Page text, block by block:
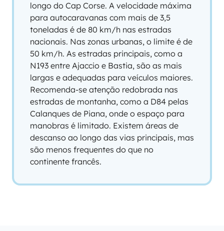
longo do Cap Corse. A velocidade máxima
para autocaravanas com mais de 3,5
toneladas é de 80 km/h nas estradas
nacionais. Nas zonas urbanas, o limite é de
50 km/h. As estradas principais, como a
N193 entre Ajaccio e Bastia, são as mais
largas e adequadas para veículos maiores.
Recomenda-se atenção redobrada nas
estradas de montanha, como a D84 pelas
Calanques de Piana, onde o espaço para
manobras é limitado. Existem áreas de
descanso ao longo das vias principais, mas
são menos frequentes do que no
continente francês.